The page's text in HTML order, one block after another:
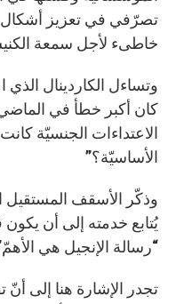
تصرّفي في تعزيز أشكال
خاطىء لأجل سمعة
وتساءل الكاردينال الذي
كان أكبر خطأ في
الاعتداءات الجنسيّة
الأساسيّة؟”
وذكّر الأسقف المستقيل
يُتابع خدمته إلى أن
“رسالة الإنجيل هي
تجدر الإشارة هنا إلى